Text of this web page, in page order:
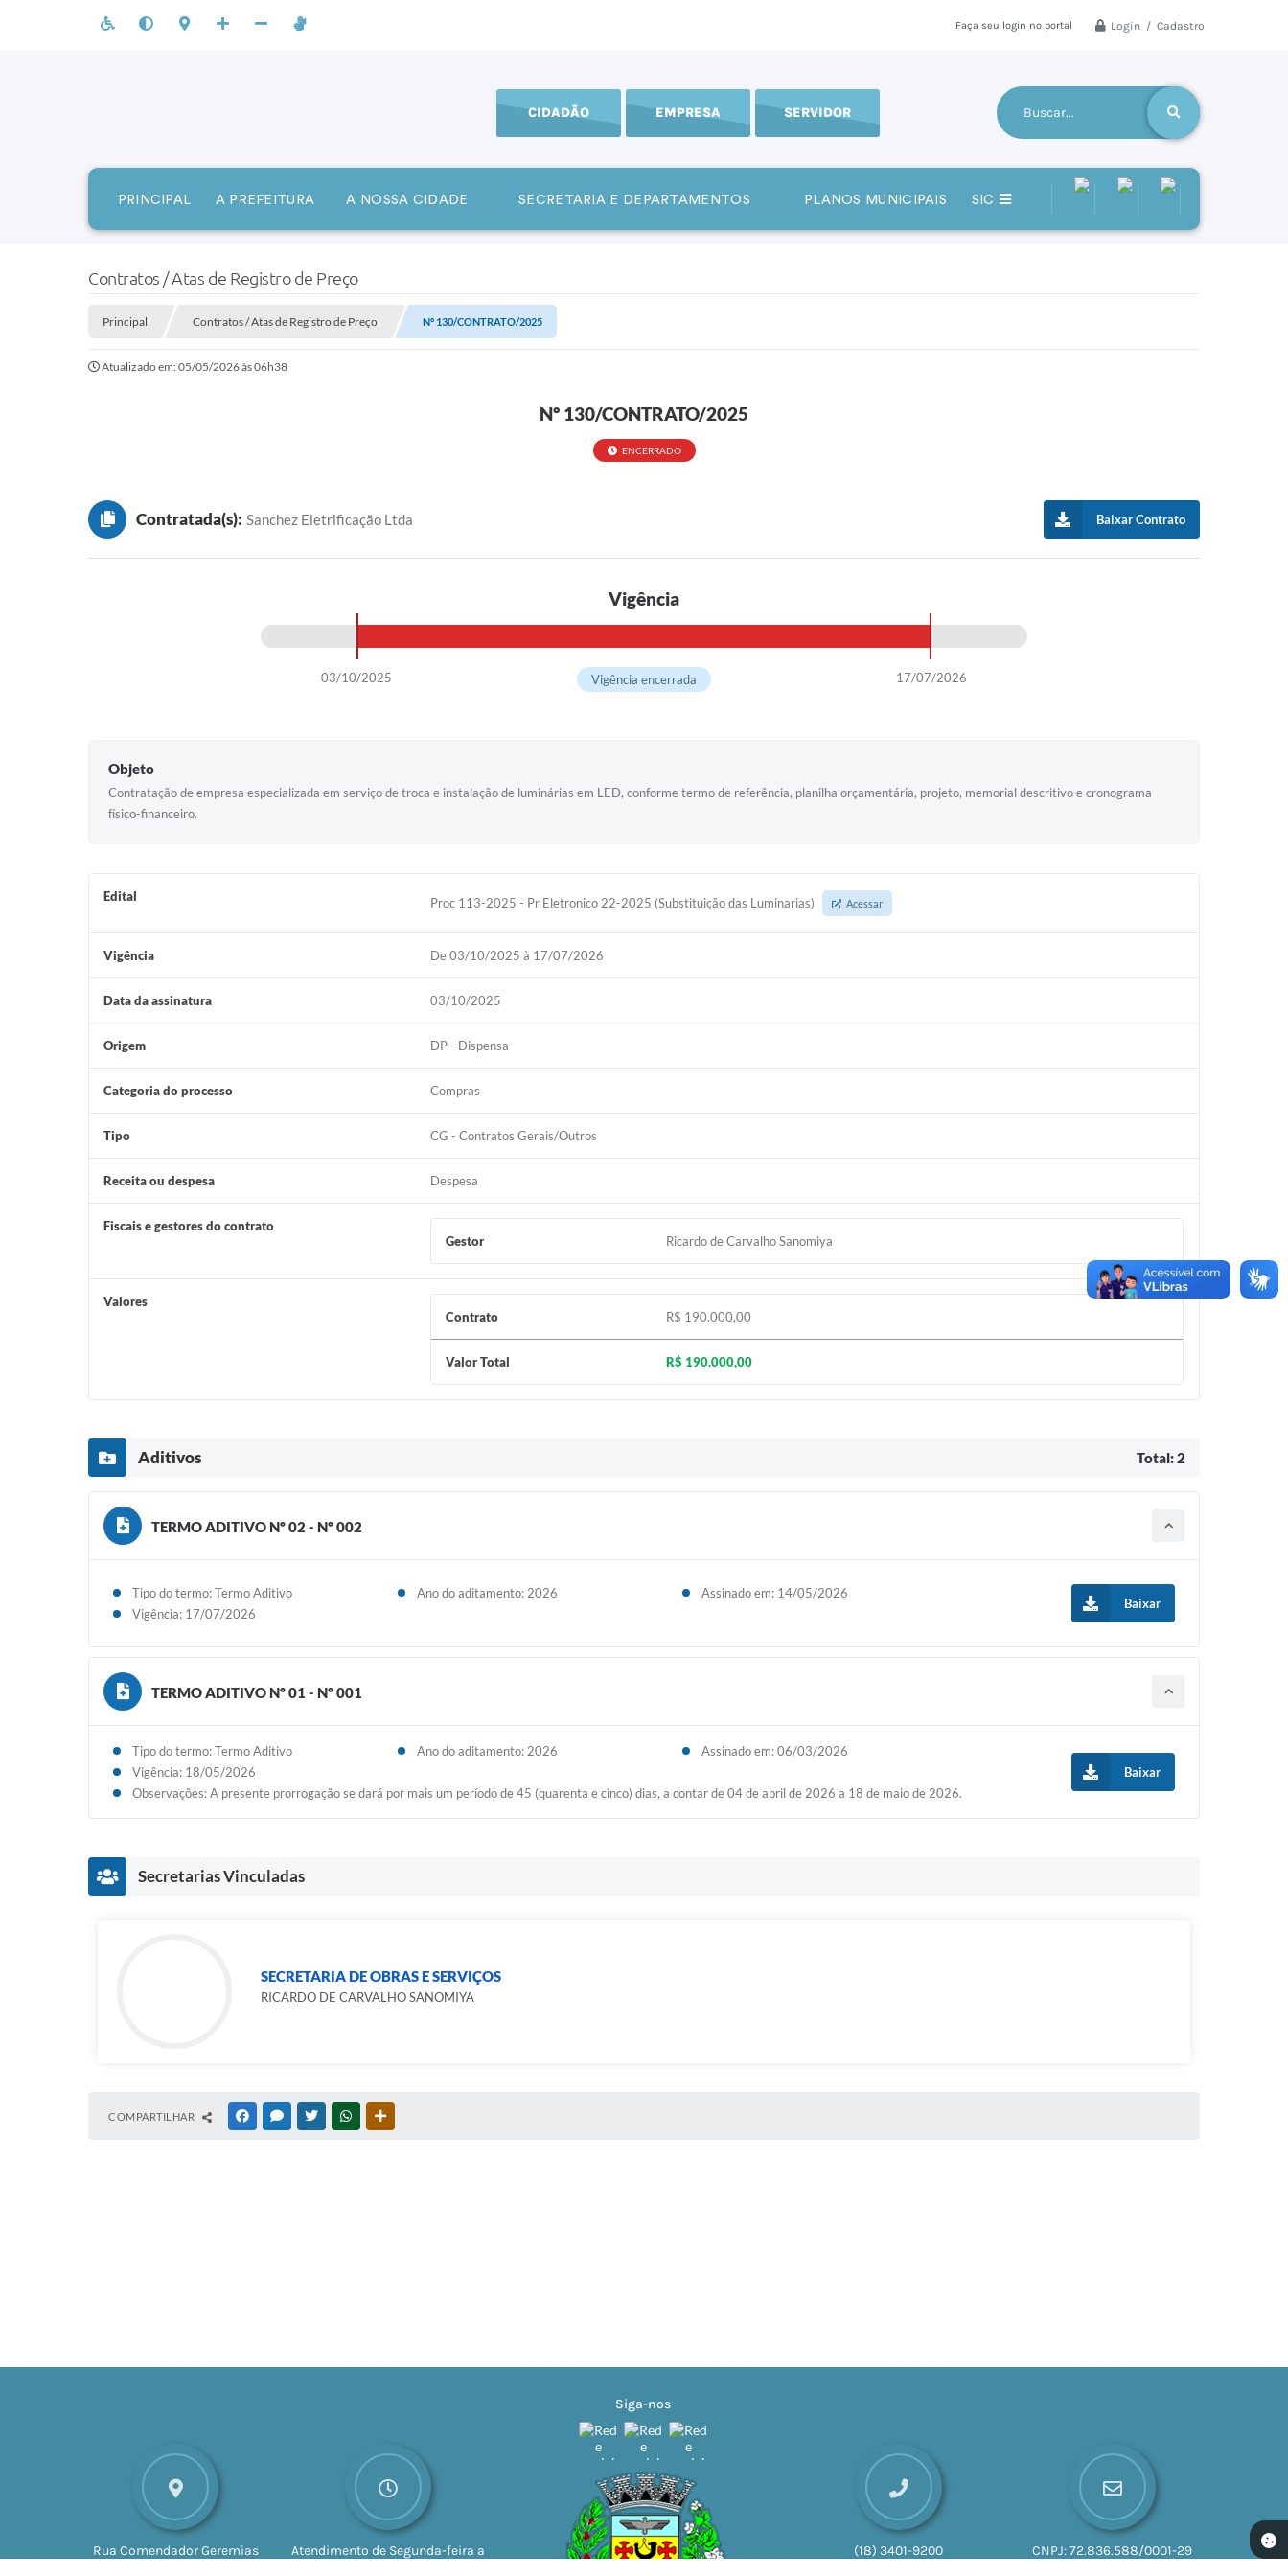
Faça seu login no portal Login / Cadastro
CIDADÃO EMPRESA SERVIDOR
PRINCIPAL A PREFEITURA A NOSSA CIDADE SECRETARIA E DEPARTAMENTOS PLANOS MUNICIPAIS SIC
Contratos / Atas de Registro de Preço
Principal Contratos / Atas de Registro de Preço Nº 130/CONTRATO/2025
Atualizado em: 05/05/2026 às 06h38
Nº 130/CONTRATO/2025
ENCERRADO
Contratada(s): Sanchez Eletrificação Ltda Baixar Contrato
Vigência
03/10/2025 17/07/2026
Vigência encerrada
Objeto
Contratação de empresa especializada em serviço de troca e instalação de luminárias em LED, conforme termo de referência, planilha orçamentária, projeto, memorial descritivo e cronograma
físico-financeiro.
Edital Proc 113-2025 - Pr Eletronico 22-2025 (Substituição das Luminarias) Acessar
Vigência De 03/10/2025 à 17/07/2026
Data da assinatura 03/10/2025
Origem DP - Dispensa
Categoria do processo Compras
Tipo CG - Contratos Gerais/Outros
Receita ou despesa Despesa
Fiscais e gestores do contrato
Gestor
Ricardo de Carvalho Sanomiya
Valores
Contrato
R$ 190.000,00
Valor Total R$ 190.000,00
Aditivos Total: 2
TERMO ADITIVO Nº 02 - Nº 002
Tipo do termo: Termo Aditivo Ano do aditamento: 2026
Assinado em: 14/05/2026
Vigência: 17/07/2026
Baixar
TERMO ADITIVO Nº 01 - Nº 001
Tipo do termo: Termo Aditivo Ano do aditamento: 2026
Assinado em: 06/03/2026
Vigência: 18/05/2026
Observações: A presente prorrogação se dará por mais um período de 45 (quarenta e cinco) dias, a contar de 04 de abril de 2026 a 18 de maio de 2026.
Baixar
Secretarias Vinculadas
SECRETARIA DE OBRAS E SERVIÇOS
RICARDO DE CARVALHO SANOMIYA
COMPARTILHAR FACEBOOKMESSENGER
TWITTERWHATSAPP
Rua Comendador Geremias
Atendimento de Segunda-feira a
Siga-nos
(18) 3401-9200 CNPJ:72.836.588/0001-29